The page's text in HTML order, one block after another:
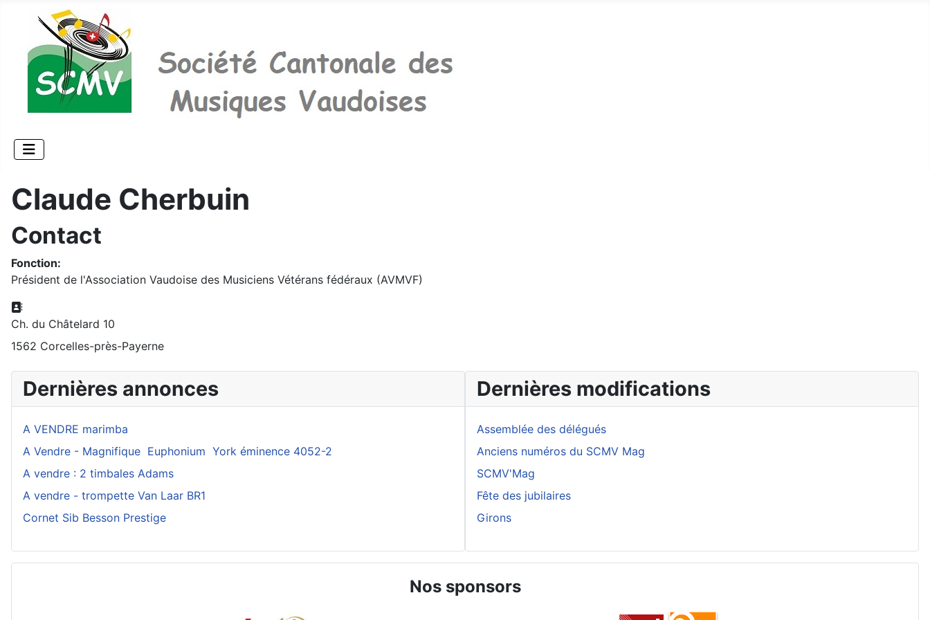
Claude Cherbuin
Contact
Fonction:
Président de l'Association Vaudoise des Musiciens Vétérans fédéraux (AVMVF)
Adresse:
Ch. du Châtelard 10
1562 Corcelles-près-Payerne
Dernières annonces
A VENDRE marimba
A Vendre - Magnifique Euphonium York éminence 4052-2
A vendre : 2 timbales Adams
A vendre - trompette Van Laar BR1
Cornet Sib Besson Prestige
Dernières modifications
Assemblée des délégués
Anciens numéros du SCMV Mag
SCMV'Mag
Fête des jubilaires
Girons
Nos sponsors